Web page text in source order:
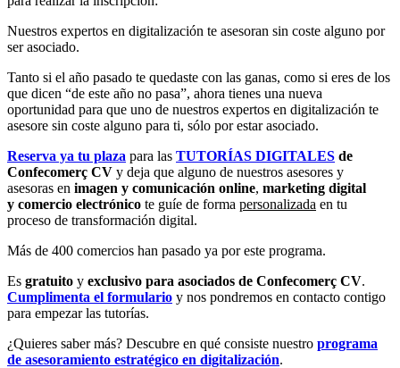
Nuestros expertos en digitalización te asesoran sin coste alguno por
ser asociado.
Tanto si el año pasado te quedaste con las ganas, como si eres de los
que dicen “de este año no pasa”, ahora tienes una nueva
oportunidad para que uno de nuestros expertos en digitalización te
asesore sin coste alguno para ti, sólo por estar asociado.
Reserva ya tu plaza para las TUTORÍAS DIGITALES de
Confecomerç CV y deja que alguno de nuestros asesores y
asesoras en imagen y comunicación online, marketing digital
y comercio electrónico te guíe de forma personalizada en tu
proceso de transformación digital.
Más de 400 comercios han pasado ya por este programa.
Es gratuito y exclusivo para asociados de Confecomerç CV.
Cumplimenta el formulario y nos pondremos en contacto contigo
para empezar las tutorías.
¿Quieres saber más? Descubre en qué consiste nuestro programa
de asesoramiento estratégico en digitalización.